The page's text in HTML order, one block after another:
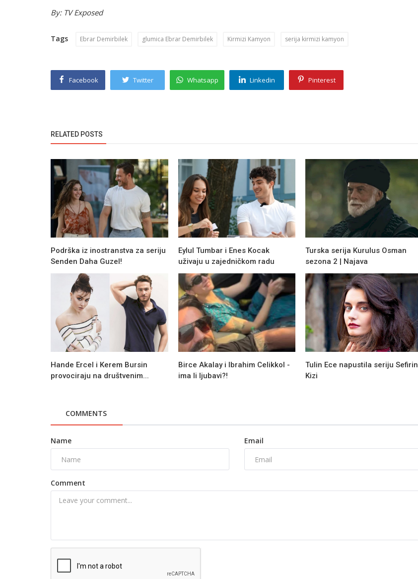
By: TV Exposed
Tags Ebrar Demirbilek glumica Ebrar Demirbilek Kirmizi Kamyon serija kirmizi kamyon
Facebook Twitter Whatsapp Linkedin Pinterest
RELATED POSTS
Podrška iz inostranstva za seriju
Senden Daha Guzel!
Eylul Tumbar i Enes Kocak
uživaju u zajedničkom radu
Turska serija Kurulus Osman
sezona 2 | Najava
Hande Ercel i Kerem Bursin
provociraju na društvenim...
Birce Akalay i Ibrahim Celikkol -
ima li ljubavi?!
Tulin Ece napustila seriju Sefirin
Kizi
COMMENTS
Name Email
Comment